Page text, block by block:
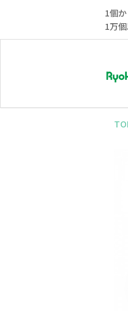
1個
1万